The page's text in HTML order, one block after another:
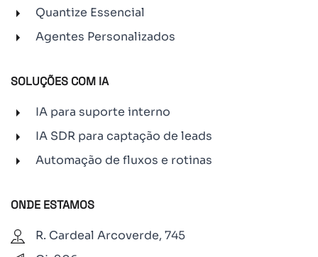
Quantize Essencial
Agentes Personalizados
SOLUÇÕES COM IA
IA para suporte interno
IA SDR para captação de leads
Automação de fluxos e rotinas
ONDE ESTAMOS
R. Cardeal Arcoverde, 745